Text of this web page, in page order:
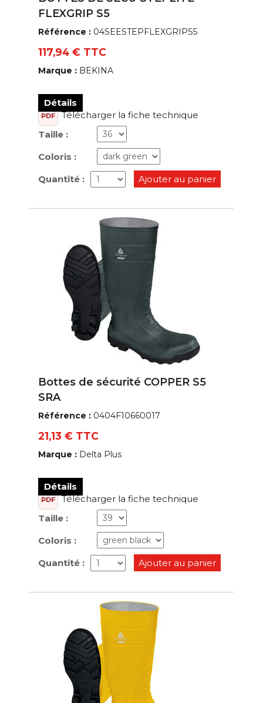
FLEXGRIP S5
Référence : 04SEESTEPFLEXGRIPS5
117,94 € TTC
Marque : BEKINA
Détails
PDF
Télécharger la fiche technique
Taille :
Coloris :
Quantité : Ajouter au panier
Bottes de sécurité COPPER S5
SRA
Référence : 0404F10660017
21,13 € TTC
Marque : Delta Plus
Détails
PDF
Télécharger la fiche technique
Taille :
Coloris :
Quantité : Ajouter au panier